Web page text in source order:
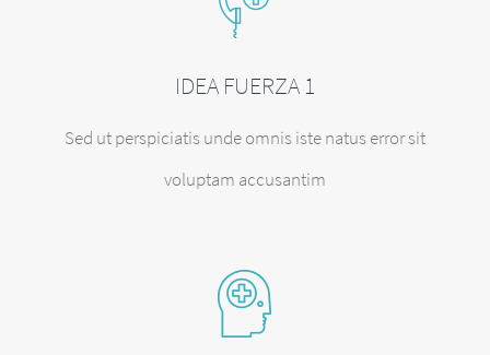
IDEA FUERZA 1
Sed ut perspiciatis unde omnis iste natus error sit
voluptam accusantim